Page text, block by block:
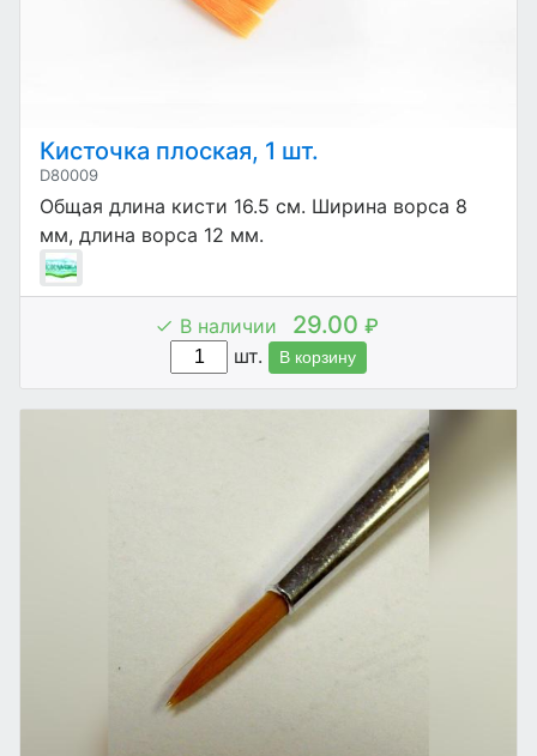
Кисточка плоская, 1 шт.
D80009
Общая длина кисти 16.5 см. Ширина ворса 8
мм, длина ворса 12 мм.
В наличии 29.00 ₽
шт.
В корзину